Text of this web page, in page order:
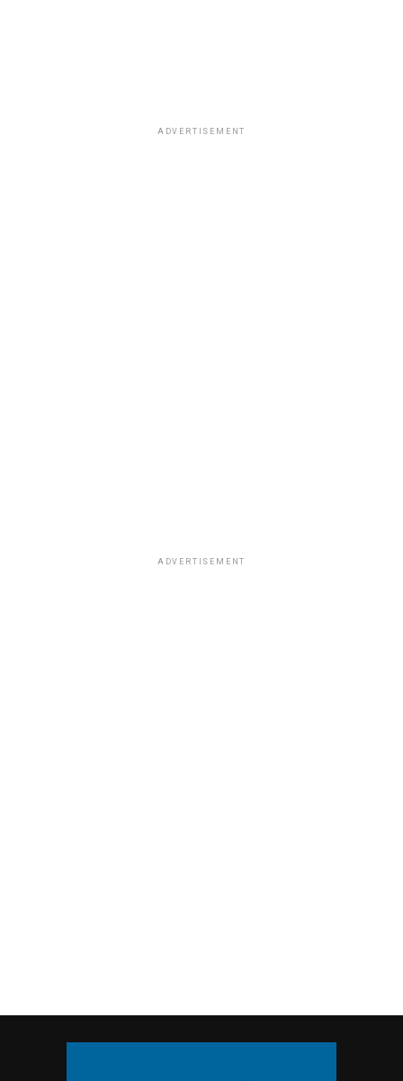
ADVERTISEMENT
ADVERTISEMENT